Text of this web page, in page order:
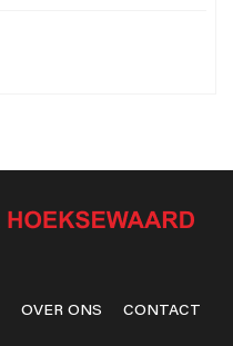
OVER ONS CONTACT